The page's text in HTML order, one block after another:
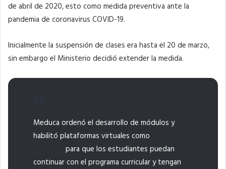
de abril de 2020, esto como medida preventiva ante la
pandemia de coronavirus COVID-19.
Inicialmente la suspensión de clases era hasta el 20 de marzo,
sin embargo el Ministerio decidió extender la medida.
Meduca ordenó el desarrollo de módulos y
habilitó plataformas virtuales como
para que los estudiantes puedan
continuar con el programa curricular y tengan